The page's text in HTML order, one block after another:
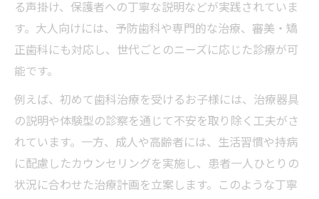
る声掛け、保護者への丁寧な説明などが実践されていま
す。大人向けには、予防歯科や専門的な治療、審美・矯
正歯科にも対応し、世代ごとのニーズに応じた診療が可
能です。
例えば、初めて歯科治療を受けるお子様には、治療器具
の説明や体験型の診察を通じて不安を取り除く工夫がさ
れています。一方、成人や高齢者には、生活習慣や持病
に配慮したカウンセリングを実施し、患者一人ひとりの
状況に合わせた治療計画を立案します。このような丁寧